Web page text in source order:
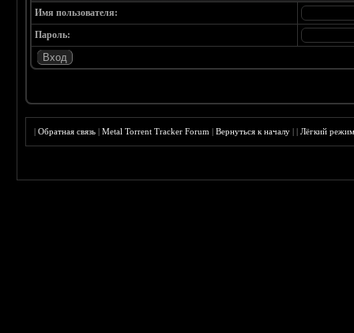
Имя пользователя:
Пароль:
|Обратная связь |Metal Torrent Tracker Forum |Вернуться к началу ||Лёгкий